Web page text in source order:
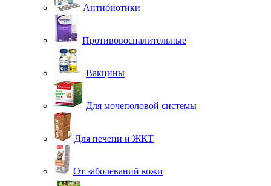
Антибиотики
Противовоспалительные
Вакцины
Для мочеполовой системы
Для печени и ЖКТ
От заболеваний кожи